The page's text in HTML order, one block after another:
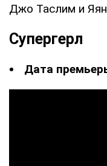
Джо Таслим и Яян
Супергерл
Дата